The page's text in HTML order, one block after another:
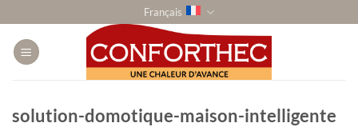
au
contenu
Français
solution-domotique-maison-intelligente